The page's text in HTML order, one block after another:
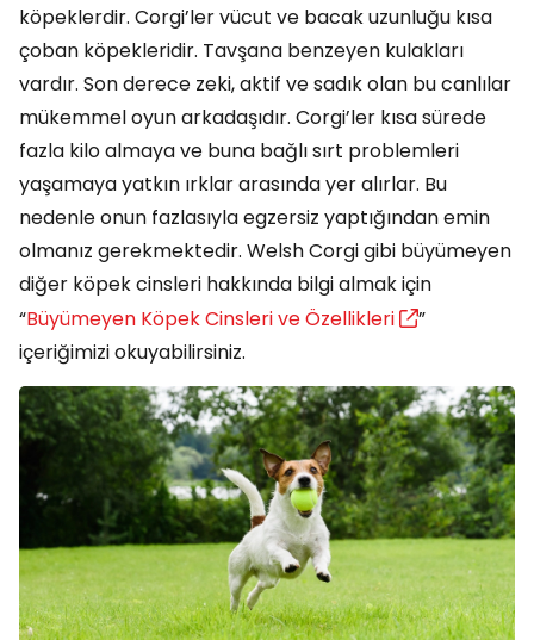
köpeklerdir. Corgi’ler vücut ve bacak uzunluğu kısa
çoban köpekleridir. Tavşana benzeyen kulakları
vardır. Son derece zeki, aktif ve sadık olan bu canlılar
mükemmel oyun arkadaşıdır. Corgi’ler kısa sürede
fazla kilo almaya ve buna bağlı sırt problemleri
yaşamaya yatkın ırklar arasında yer alırlar. Bu
nedenle onun fazlasıyla egzersiz yaptığından emin
olmanız gerekmektedir. Welsh Corgi gibi büyümeyen
diğer köpek cinsleri hakkında bilgi almak için
“Büyümeyen Köpek Cinsleri ve Özellikleri
”
içeriğimizi okuyabilirsiniz.